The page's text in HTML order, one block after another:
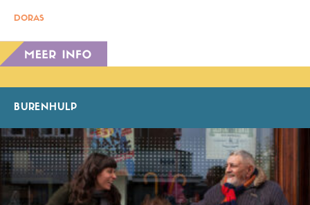
DORAS
BURENHULP